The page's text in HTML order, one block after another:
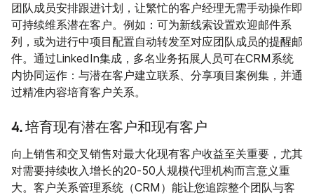
团队成员安排跟进计划，让繁忙的客户经理无需手动操作即
可持续维系潜在客户。例如：可为新线索设置欢迎邮件系
列，或为进行中项目配置自动转发至对应团队成员的提醒邮
件。通过LinkedIn集成，多名业务拓展人员可在CRM系统
内协同运作：与潜在客户建立联系、分享项目案例集，并通
过精准内容培育客户关系。
4. 培育现有潜在客户和现有客户
向上销售和交叉销售对最大化现有客户收益至关重要，尤其
对需要持续收入增长的20-50人规模代理机构而言意义重
大。客户关系管理系统（CRM）能让您追踪整个团队与客